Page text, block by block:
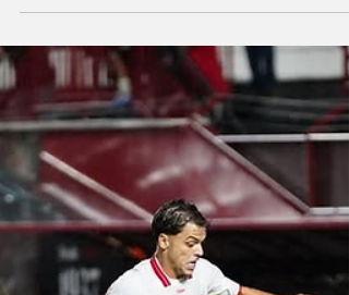
estaciona nos 21 pontos e chega ao terceiro
revés fora de casa na competição. Foto:
Kléber Soares/Esp. NE45 O Náutico voltou a
tropeçar na Série B do Campeonato
Brasileiro. Na noite desta quinta-feira (16), o
Timbu foi derrotado pelo CRB por 2 a 1, no
Estádio Rei Pelé, em Maceió, resultado que
fez a equipe alvirrubra perder posições na
tabela de classificação e ficar a apenas três
pontos da zona de rebaixamento. A equipe